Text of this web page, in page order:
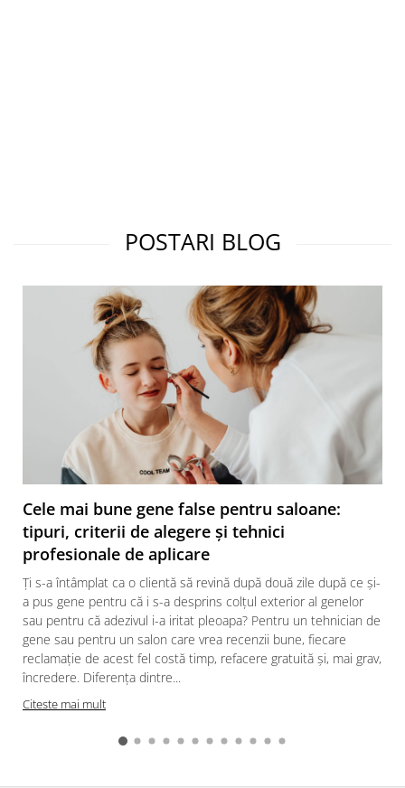
POSTARI BLOG
Cele mai bune gene false pentru saloane:
tipuri, criterii de alegere și tehnici
profesionale de aplicare
Ți s-a întâmplat ca o clientă să revină după două zile după ce și-
a pus gene pentru că i s-a desprins colțul exterior al genelor
sau pentru că adezivul i-a iritat pleoapa? Pentru un tehnician de
gene sau pentru un salon care vrea recenzii bune, fiecare
reclamație de acest fel costă timp, refacere gratuită și, mai grav,
încredere. Diferența dintre...
Citeste mai mult